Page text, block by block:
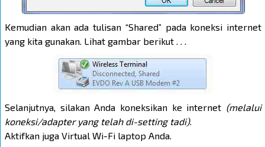
Kemudian akan ada tulisan “Shared” pada koneksi internet
yang kita gunakan. Lihat gambar berikut . . .
Selanjutnya, silakan Anda koneksikan ke internet (melalui
koneksi/adapter yang telah di-setting tadi).
Aktifkan juga Virtual Wi-Fi laptop Anda.